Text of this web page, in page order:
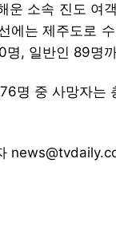
운 소속 진도 여
에는 제주도로
, 일반인 89명
명 중 사망자는